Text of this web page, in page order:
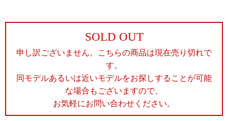
SOLD OUT
申し訳ございません。こちらの商品は現在売り切れで
す。
同モデルあるいは近いモデルをお探しすることが可能
な場合もございますので、
お気軽にお問い合わせください。